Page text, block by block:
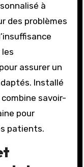
à
des problèmes
assurer un
Installé
savoir-
pour
patients.